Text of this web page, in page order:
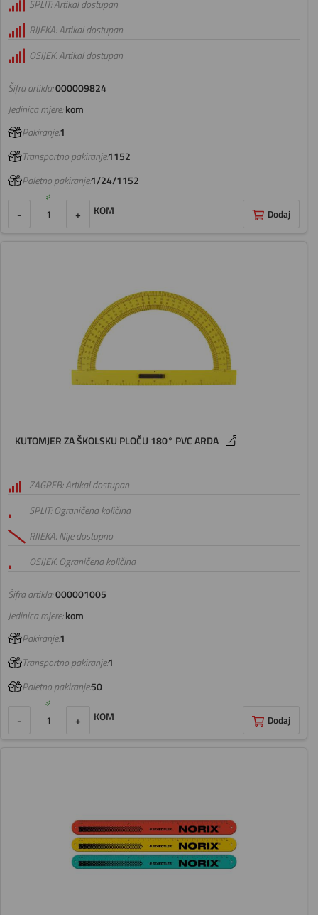
Šifra artikla:000009824
SPLIT: Artikal dostupan
RIJEKA: Artikal dostupan
OSIJEK: Artikal dostupan
Jedinica mjere:kom
Pakiranje:1
Transportno pakiranje:1152
Paletno pakiranje:1/24/1152
- + KOM Dodaj
KUTOMJER ZA ŠKOLSKU PLOČU 180° PVC ARDA
Šifra artikla:000001005
ZAGREB: Artikal dostupan
SPLIT: Ograničena količina
RIJEKA: Nije dostupno
OSIJEK: Ograničena količina
Jedinica mjere:kom
Pakiranje:1
Transportno pakiranje:1
Paletno pakiranje:50
- + KOM Dodaj